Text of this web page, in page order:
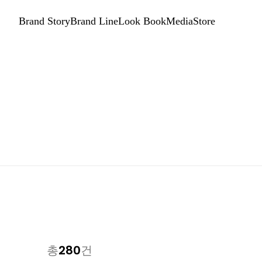
Brand StoryBrand LineLook BookMediaStore
총280건